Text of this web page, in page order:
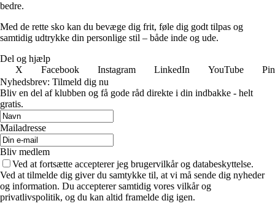
bedre.
Med de rette sko kan du bevæge dig frit, føle dig godt tilpas og
samtidig udtrykke din personlige stil – både inde og ude.
Del og hjælp
X
Facebook Instagram LinkedIn YouTube
Nyhedsbrev: Tilmeld dig nu
Bliv en del af klubben og få gode råd direkte i din indbakke - helt
gratis.
Mailadresse
Bliv medlem
Ved at fortsætte accepterer jeg brugervilkår og databeskyttelse.
Ved at tilmelde dig giver du samtykke til, at vi må sende dig nyheder
og information. Du accepterer samtidig vores vilkår og
privatlivspolitik, og du kan altid framelde dig igen.